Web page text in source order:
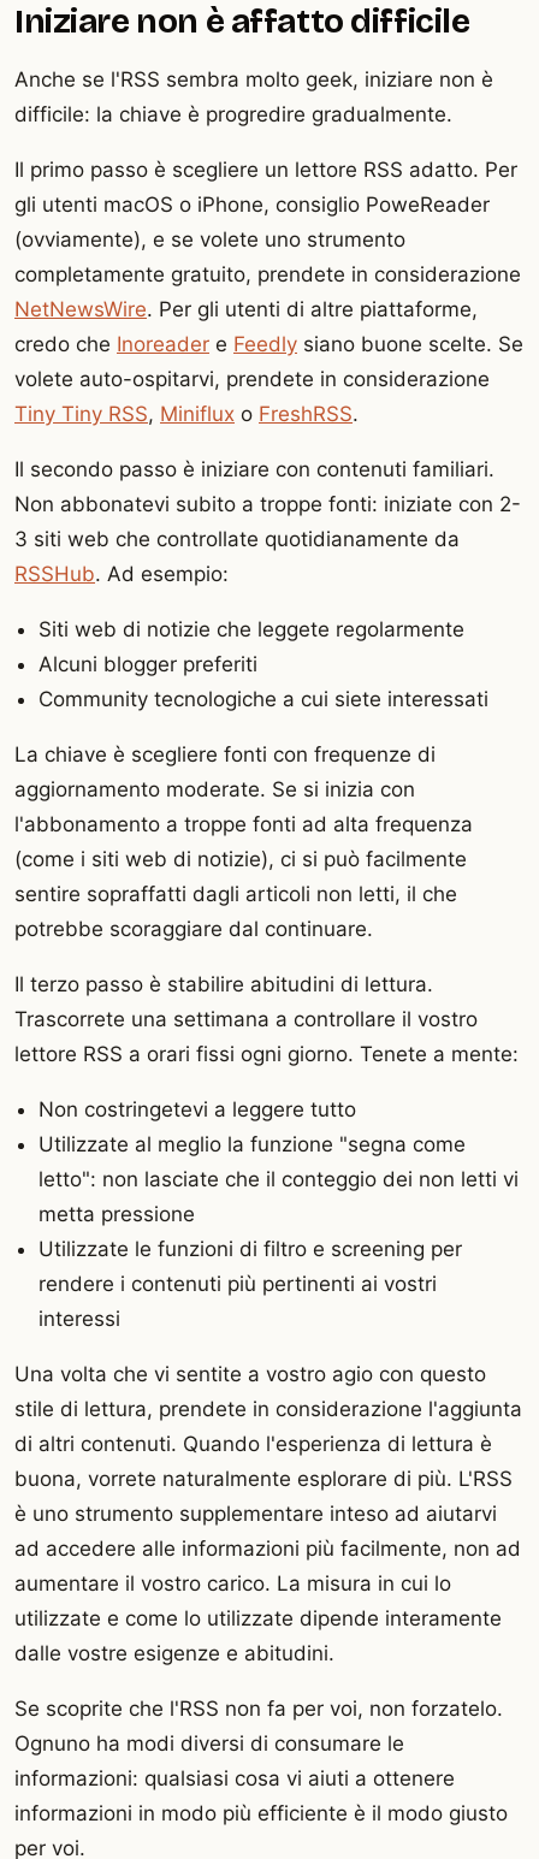
Iniziare non è affatto difficile
Anche se l'RSS sembra molto geek, iniziare non è
difficile: la chiave è progredire gradualmente.
Il primo passo è scegliere un lettore RSS adatto. Per
gli utenti macOS o iPhone, consiglio PoweReader
(ovviamente), e se volete uno strumento
completamente gratuito, prendete in considerazione
NetNewsWire. Per gli utenti di altre piattaforme,
credo che Inoreader e Feedly siano buone scelte. Se
volete auto-ospitarvi, prendete in considerazione
Tiny Tiny RSS, Miniflux o FreshRSS.
Il secondo passo è iniziare con contenuti familiari.
Non abbonatevi subito a troppe fonti: iniziate con 2-
3 siti web che controllate quotidianamente da
RSSHub. Ad esempio:
Siti web di notizie che leggete regolarmente
Alcuni blogger preferiti
Community tecnologiche a cui siete interessati
La chiave è scegliere fonti con frequenze di
aggiornamento moderate. Se si inizia con
l'abbonamento a troppe fonti ad alta frequenza
(come i siti web di notizie), ci si può facilmente
sentire sopraffatti dagli articoli non letti, il che
potrebbe scoraggiare dal continuare.
Il terzo passo è stabilire abitudini di lettura.
Trascorrete una settimana a controllare il vostro
lettore RSS a orari fissi ogni giorno. Tenete a mente:
Non costringetevi a leggere tutto
Utilizzate al meglio la funzione "segna come
letto": non lasciate che il conteggio dei non letti vi
metta pressione
Utilizzate le funzioni di filtro e screening per
rendere i contenuti più pertinenti ai vostri
interessi
Una volta che vi sentite a vostro agio con questo
stile di lettura, prendete in considerazione l'aggiunta
di altri contenuti. Quando l'esperienza di lettura è
buona, vorrete naturalmente esplorare di più. L'RSS
è uno strumento supplementare inteso ad aiutarvi
ad accedere alle informazioni più facilmente, non ad
aumentare il vostro carico. La misura in cui lo
utilizzate e come lo utilizzate dipende interamente
dalle vostre esigenze e abitudini.
Se scoprite che l'RSS non fa per voi, non forzatelo.
Ognuno ha modi diversi di consumare le
informazioni: qualsiasi cosa vi aiuti a ottenere
informazioni in modo più efficiente è il modo giusto
per voi.